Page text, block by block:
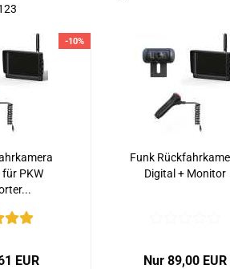
-10%
PKW
EUR
Funk
Digital + Monitor
Nur 89,00 EUR